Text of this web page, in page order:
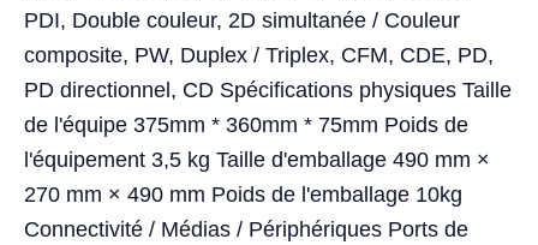
PDI, Double couleur, 2D simultanée / Couleur
composite, PW, Duplex / Triplex, CFM, CDE, PD,
PD directionnel, CD Spécifications physiques Taille
de l'équipe 375mm * 360mm * 75mm Poids de
l'équipement 3,5 kg Taille d'emballage 490 mm ×
270 mm × 490 mm Poids de l'emballage 10kg
Connectivité / Médias / Périphériques Ports de